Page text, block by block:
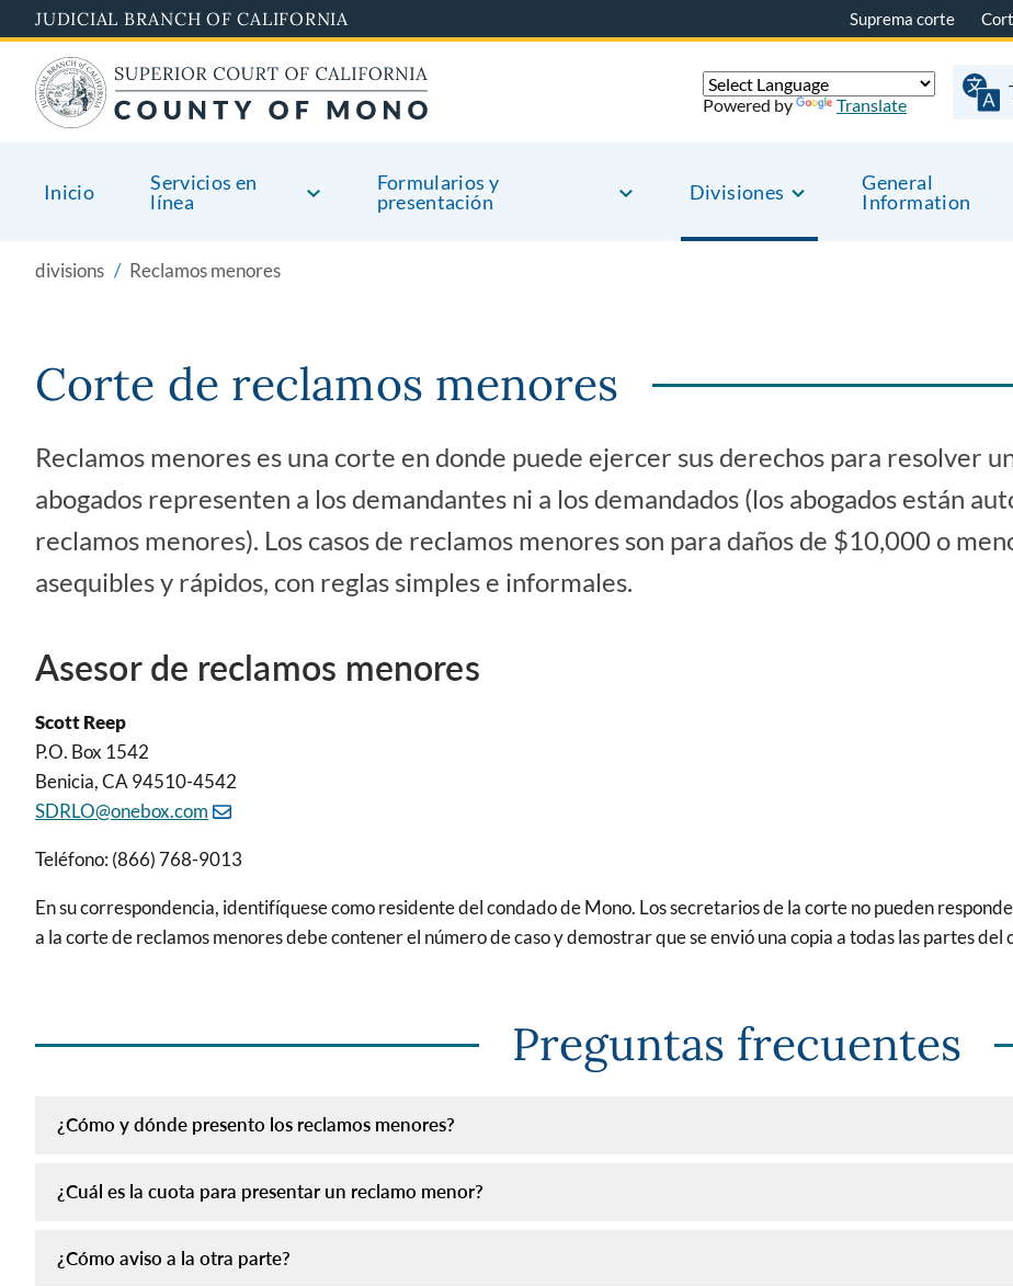
to
main
content
JUDICIAL BRANCH OF CALIFORNIA Suprema corte
Inicio
Servicios en
línea
Formularios y
presentación
Divisiones
General
Information
Powered by Translate
divisions Reclamos menores
Corte de reclamos menores
Reclamos menores es una corte en donde puede ejercer sus derechos para resolver
abogados representen a los demandantes ni a los demandados (los abogados están
reclamos menores). Los casos de reclamos menores son para daños de $10,000 o
asequibles y rápidos, con reglas simples e informales.
Asesor de reclamos menores
Scott Reep
P.O. Box 1542
Benicia, CA 94510-4542
SDRLO@onebox.com
Teléfono: (866) 768-9013
En su correspondencia, identifíquese como residente del condado de Mono. Los secretarios de la corte no pueden
a la corte de reclamos menores debe contener el número de caso y demostrar que se envió una copia a todas las partes del
Preguntas frecuentes
¿Cómo y dónde presento los reclamos menores?
¿Cuál es la cuota para presentar un reclamo menor?
¿Cómo aviso a la otra parte?